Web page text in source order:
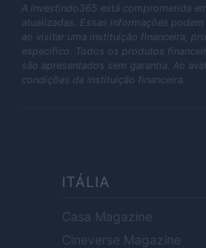
A Investindo365 está comprometida
atualizadas. Essas informações
ao visitar uma instituição financeira,
específico. Todos os produtos
são apresentados sem garantia. Ao
condições da instituição financeira.
ITÁLIA
Casa Magazine
Cineverse Magazine